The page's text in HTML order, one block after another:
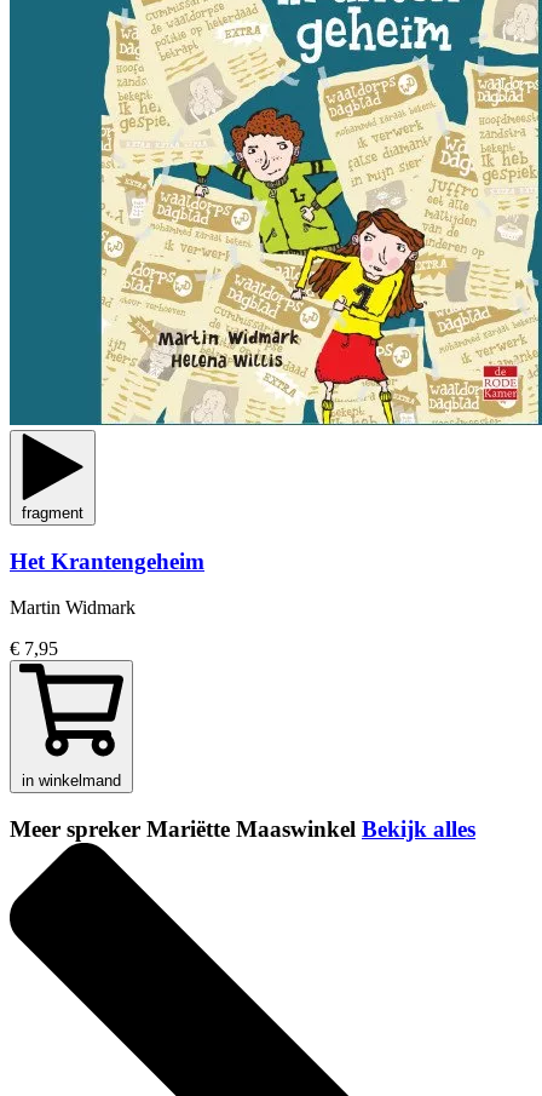
fragment
Het Krantengeheim
Martin Widmark
€ 7,95
in winkelmand
Meer spreker Mariëtte Maaswinkel Bekijk alles